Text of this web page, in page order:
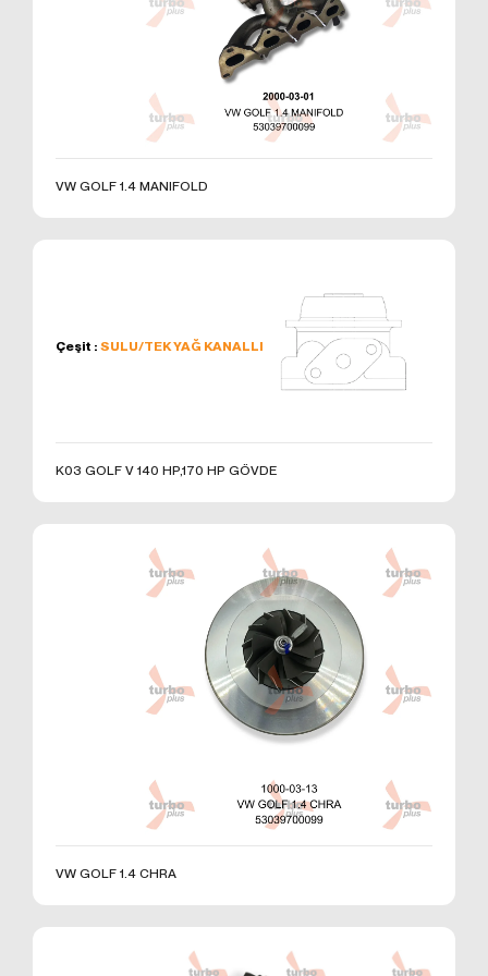
VW GOLF 1.4 MANIFOLD
Çeşit : SULU/TEK YAĞ KANALLI
K03 GOLF V 140 HP,170 HP GÖVDE
VW GOLF 1.4 CHRA
kullanmanız sırasında size kişiselleştirilmiş bir
deneyim sunmak, sunulan hizmetleri geliştirmek ve
deneyiminizi iyileştirmek için kullanılır ve bir internet
sitesinde gezinirken kullanım kolaylığına katkıda
bulunabilir. Çerez kullanılmasını tercih etmezseniz
tarayıcınızın ayarlarından Çerezleri silebilir ya da
İnternet sitelerinde yer alan çerezlerde, türüne bağlı
olarak, siteyi ziyaret ettiğiniz cihazdaki tarama ve
kullanım tercihlerinize ilişkin veriler toplanmaktadır.
Bu veriler, eriştiğiniz sayfalar, incelediğiniz hizmet ve
AMAÇLARI NELERDİR?
depolanan küçük metin dosyalarıdır. Sitede tercih
ettiğiniz dil ve diğer ayarları içeren bu küçük metin
dosyaları, siteye bir sonraki ziyaretinizde
tercihlerinizin hatırlanmasına ve sitedeki deneyiminizi
iyileştirmek için hizmetlerimizde geliştirmeler
yapmamıza yardımcı olur. Böylece bir sonraki
ziyaretinizde daha iyi ve kişiselleştirilmiş bir kullanım
deneyimi yaşayabilirsiniz.
İnternet Sitemizde çerez kullanılmasının başlıca
İnternet sitesinin işlevselliğini ve performansını
arttırmak yoluyla sizlere sunulan hizmetleri
ticari güvenliğinin teminini sağlamak, Site
'ni okudum ve kabul ediyorum.